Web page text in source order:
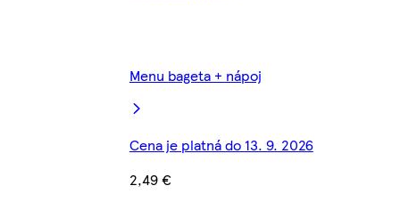
Menu bageta + nápoj
Cena je platná do 13. 9. 2026
2,49 €